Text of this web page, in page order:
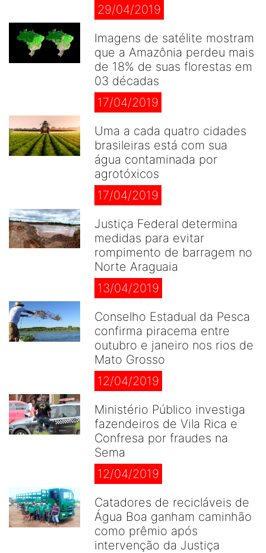
29/04/2019
Imagens de satélite mostram
que a Amazônia perdeu mais
de 18% de suas florestas em
03 décadas
17/04/2019
Uma a cada quatro cidades
brasileiras está com sua
água contaminada por
agrotóxicos
17/04/2019
Justiça Federal determina
medidas para evitar
rompimento de barragem no
Norte Araguaia
13/04/2019
Conselho Estadual da Pesca
confirma piracema entre
outubro e janeiro nos rios de
Mato Grosso
12/04/2019
Ministério Público investiga
fazendeiros de Vila Rica e
Confresa por fraudes na
Sema
12/04/2019
Catadores de recicláveis de
Água Boa ganham caminhão
como prêmio após
intervenção da Justiça